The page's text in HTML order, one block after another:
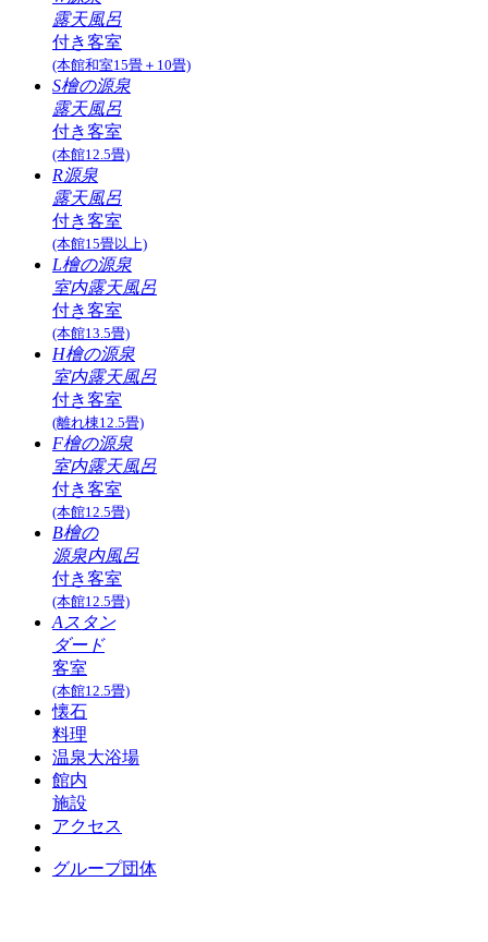
露天風呂
付き客室
(本館和室15畳＋10畳)
S檜の源泉
露天風呂
付き客室
(本館12.5畳)
R源泉
露天風呂
付き客室
(本館15畳以上)
L檜の源泉
室内露天風呂
付き客室
(本館13.5畳)
H檜の源泉
室内露天風呂
付き客室
(離れ棟12.5畳)
F檜の源泉
室内露天風呂
付き客室
(本館12.5畳)
B檜の
源泉内風呂
付き客室
(本館12.5畳)
Aスタン
ダード
客室
(本館12.5畳)
懐石
料理
温泉大浴場
館内
施設
アクセス
グループ団体